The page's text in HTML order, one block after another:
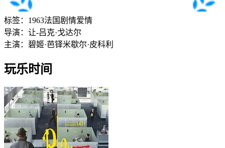
标签： 1963法国 剧情爱情
导演： 让-吕克·戈达尔
主演： 碧姬·芭铎米歇尔·皮科利
玩乐时间